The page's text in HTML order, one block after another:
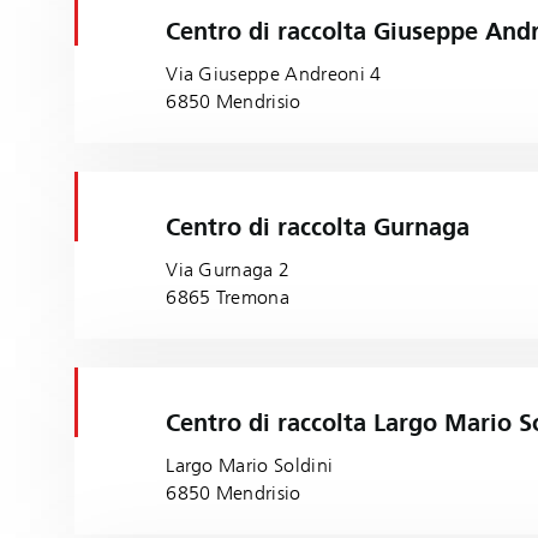
Centro di raccolta Giuseppe
Via Giuseppe Andreoni 4
6850 Mendrisio
Centro di raccolta Gurnaga
Via Gurnaga 2
6865 Tremona
Centro di raccolta Largo Mario
Largo Mario Soldini
6850 Mendrisio